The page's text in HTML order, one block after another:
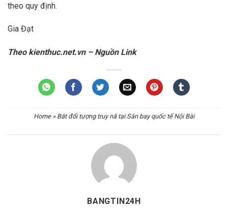
theo quy định.
Gia Đạt
Theo kienthuc.net.vn – Nguồn Link
Home» Bắt đối tượng truy nã tại Sân bay quốc tế Nội Bài
BANGTIN24H